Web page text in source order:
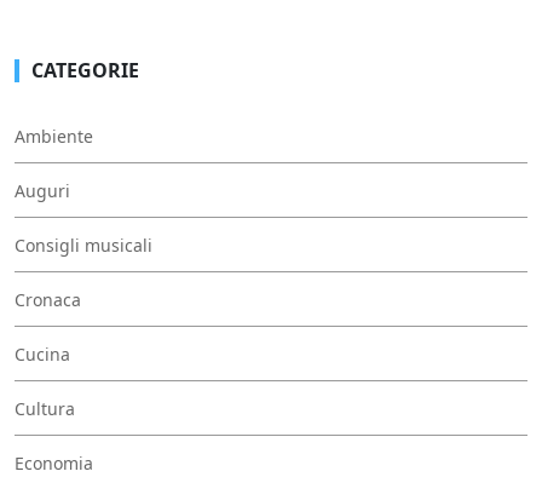
CATEGORIE
Ambiente
Auguri
Consigli musicali
Cronaca
Cucina
Cultura
Economia